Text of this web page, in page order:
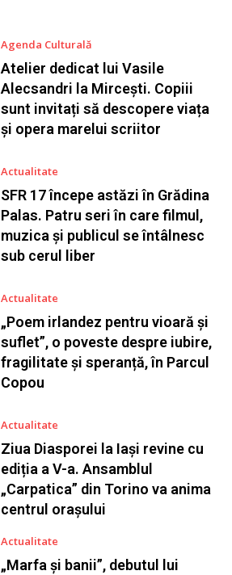
Agenda Culturală
Atelier dedicat lui Vasile
Alecsandri la Mircești. Copiii
sunt invitați să descopere viața
și opera marelui scriitor
Actualitate
SFR 17 începe astăzi în Grădina
Palas. Patru seri în care filmul,
muzica și publicul se întâlnesc
sub cerul liber
Actualitate
„Poem irlandez pentru vioară și
suflet”, o poveste despre iubire,
fragilitate și speranță, în Parcul
Copou
Actualitate
Ziua Diasporei la Iași revine cu
ediția a V-a. Ansamblul
„Carpatica” din Torino va anima
centrul orașului
Actualitate
„Marfa și banii”, debutul lui